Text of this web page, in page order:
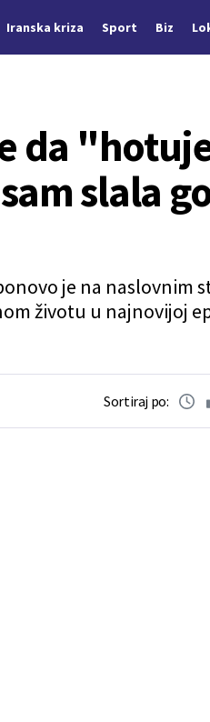
Iranska kriza Sport Biz
da
slala
je na naslovnim
životu u najnovijoj
Sortiraj po: